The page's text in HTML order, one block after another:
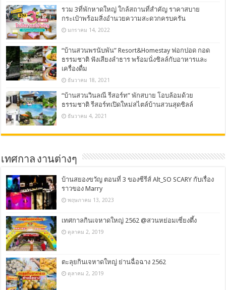
รวม 3ที่พักหาดใหญ่ ใกล้สถานที่สำคัญ ราคาสบาย
กระเป๋าพร้อมสิ่งอำนวยความสะดวกครบครัน
มกราคม 14, 2022
“บ้านสวนพรนับพัน” Resort&Homestay ฟอกปอด กอด
ธรรมชาติ ฟังเสียงลำธาร พร้อมนั่งชิลล์กับอาหารและ
เครื่องดื่ม
ธันวาคม 18, 2021
“บ้านสวนวินลณี รีสอร์ท” พักสบาย โอบล้อมด้วย
ธรรมชาติ รีสอร์ทเปิดใหม่สไตล์บ้านสวนสุดชิลล์
ธันวาคม 4, 2021
เทศกาล งานต่างๆ
บ้านสยองขวัญ ตอนที่ 3 ของซีรีส์ Alt_SO SCARY กับเรื่อง
ราวของ Marry
พฤษภาคม 13, 2023
เทศกาลกินเจหาดใหญ่ 2562 @สวนหย่อมเซี่ยงตึ้ง
ตุลาคม 2, 2019
ตะลุยกินเจหาดใหญ่ ย่านฉื่อฉาง 2562
ตุลาคม 2, 2019